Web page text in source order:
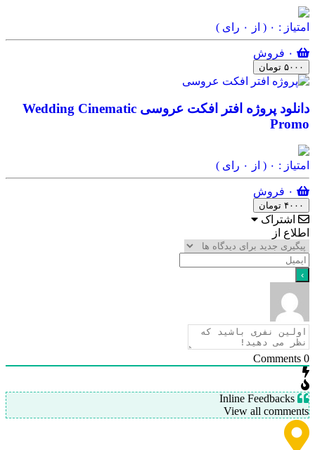
امتیاز : ۰ ( از ۰ رای )
۵۰۰۰ تومان
دانلود پروژه افتر افکت عروسی Wedding Cinematic
Promo
امتیاز : ۰ ( از ۰ رای )
۴۰۰۰ تومان
اشتراک
اطلاع از
0
View all comments